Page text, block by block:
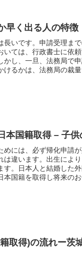
早く出る人の特徴
長いです。申請受理ま
いては、行政書士に依
かし、一旦、法務局で
けるかは、法務局の裁量
本国籍取得 – 子
めには、必ず帰化申請
は違います。出生によ
す。日本人と結婚した
本国籍を取得し将来のお
取得)の流れー茨